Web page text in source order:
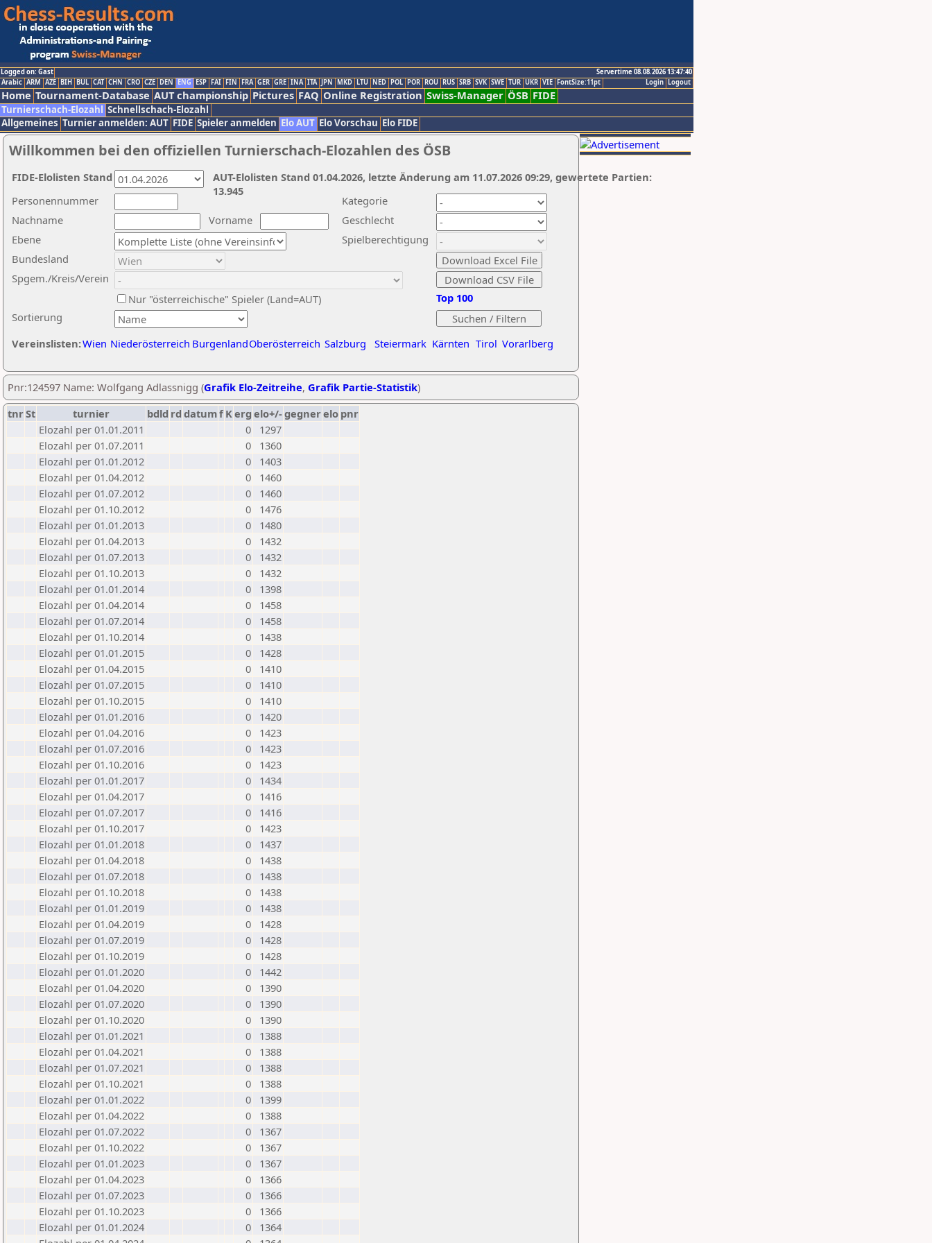
Logged on: Gast
Servertime 08.08.2026 13:47:40
Logout
Login
Arabic ARM AZE BIH BUL CAT CHN CRO CZE DEN ENG ESP FAI FIN FRA GER GRE INA ITA JPN MKD LTU NED POL POR ROU RUS SRB SVK SWE TUR UKR VIE FontSize:11pt
Home Tournament-Database AUT championship Pictures FAQ Online Registration Swiss-Manager ÖSB FIDE
Turnierschach-Elozahl Schnellschach-Elozahl
Allgemeines Turnier anmelden: AUT FIDE Spieler anmelden Elo AUT Elo Vorschau Elo FIDE
Willkommen bei den offiziellen Turnierschach-Elozahlen des ÖSB
Nachname
Vorname
Ebene
Kategorie
Sortierung
Personennummer
Bundesland
Spgem./Kreis/Verein
Geschlecht
Nur "österreichische" Spieler (Land=AUT)
Spielberechtigung
Vereinslisten:Wien Niederösterreich BurgenlandOberösterreich Salzburg Steiermark Kärnten Tirol Vorarlberg
Top 100
AUT-Elolisten Stand 01.04.2026, letzte Änderung am 11.07.2026 09:29, gewertete Partien:
13.945
FIDE-Elolisten Stand
Pnr:124597 Name: Wolfgang Adlassnigg (Grafik Elo-Zeitreihe, Grafik Partie-Statistik)
tnrSt turnier bdld rd datumf Kerg elo+/-gegnerelo pnr
Elozahl per 01.01.2011
0
1297
Elozahl per 01.07.2011
0
1360
Elozahl per 01.01.2012
0
1403
Elozahl per 01.04.2012
0
1460
Elozahl per 01.07.2012
0
1460
Elozahl per 01.10.2012
0
1476
Elozahl per 01.01.2013
0
1480
Elozahl per 01.04.2013
0
1432
Elozahl per 01.07.2013
0
1432
Elozahl per 01.10.2013
0
1432
Elozahl per 01.01.2014
0
1398
Elozahl per 01.04.2014
0
1458
Elozahl per 01.07.2014
0
1458
Elozahl per 01.10.2014
0
1438
Elozahl per 01.01.2015
0
1428
Elozahl per 01.04.2015
0
1410
Elozahl per 01.07.2015
0
1410
Elozahl per 01.10.2015
0
1410
Elozahl per 01.01.2016
0
1420
Elozahl per 01.04.2016
0
1423
Elozahl per 01.07.2016
0
1423
Elozahl per 01.10.2016
0
1423
Elozahl per 01.01.2017
0
1434
Elozahl per 01.04.2017
0
1416
Elozahl per 01.07.2017
0
1416
Elozahl per 01.10.2017
0
1423
Elozahl per 01.01.2018
0
1437
Elozahl per 01.04.2018
0
1438
Elozahl per 01.07.2018
0
1438
Elozahl per 01.10.2018
0
1438
Elozahl per 01.01.2019
0
1438
Elozahl per 01.04.2019
0
1428
Elozahl per 01.07.2019
0
1428
Elozahl per 01.10.2019
0
1428
Elozahl per 01.01.2020
0
1442
Elozahl per 01.04.2020
0
1390
Elozahl per 01.07.2020
0
1390
Elozahl per 01.10.2020
0
1390
Elozahl per 01.01.2021
0
1388
Elozahl per 01.04.2021
0
1388
Elozahl per 01.07.2021
0
1388
Elozahl per 01.10.2021
0
1388
Elozahl per 01.01.2022
0
1399
Elozahl per 01.04.2022
0
1388
Elozahl per 01.07.2022
0
1367
Elozahl per 01.10.2022
0
1367
Elozahl per 01.01.2023
0
1367
Elozahl per 01.04.2023
0
1366
Elozahl per 01.07.2023
0
1366
Elozahl per 01.10.2023
0
1366
Elozahl per 01.01.2024
0
1364